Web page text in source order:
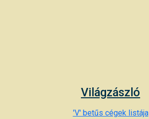
Világzászló
'V' betűs cégek listája